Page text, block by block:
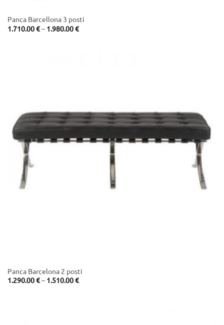
Panca Barcellona 3 posti
1.710.00€– 1.980.00€Price
range:
Panca Barcelona 2 posti
1.290.00€– 1.510.00€Price
range: